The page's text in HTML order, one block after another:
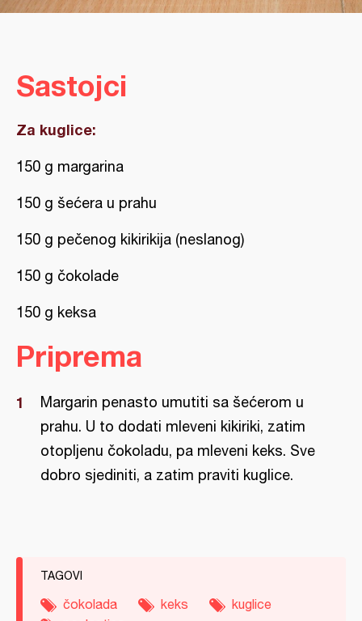
Sastojci
Za kuglice:
150 g margarina
150 g šećera u prahu
150 g pečenog kikirikija (neslanog)
150 g čokolade
150 g keksa
Priprema
Margarin penasto umutiti sa šećerom u
prahu. U to dodati mleveni kikiriki, zatim
otopljenu čokoladu, pa mleveni keks. Sve
dobro sjediniti, a zatim praviti kuglice.
TAGOVI
čokolada keks
kuglice